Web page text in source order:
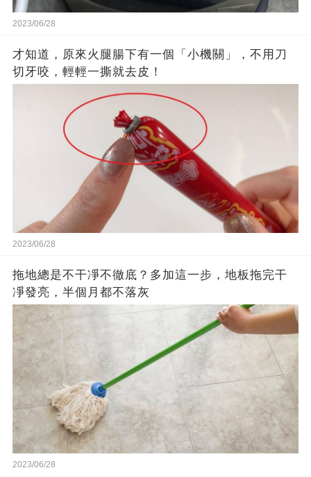
2023/06/28
才知道，原來火腿腸下有一個「小機關」，不用刀
切牙咬，輕輕一撕就去皮！
2023/06/28
拖地總是不干凈不徹底？多加這一步，地板拖完干
凈發亮，半個月都不落灰
2023/06/28